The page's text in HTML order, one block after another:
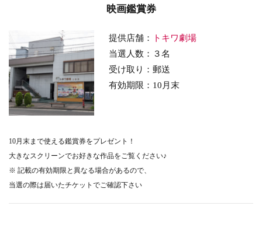
映画鑑賞券
提供店舗：
トキワ劇場
当選人数：３名
受け取り：郵送
有効期限：10 月末
10月末まで使える鑑賞券をプレゼント！
大きなスクリーンでお好きな作品をご覧ください♪
※ 記載の有効期限と異なる場合があるので、
当選の際は届いたチケットでご確認下さい